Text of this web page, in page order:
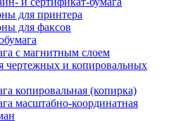
для принтера
для факсов
с магнитным слоем
чертежных и копировальных
копировальная (копирка)
масштабно-координатная